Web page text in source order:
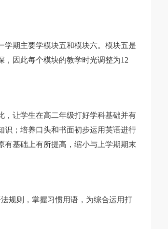
期主要学模块五和模块六。模块五是
因此每个模块的教学时光调整为12
让学生在高二年级打好学科基础并有
识；培养口头和书面初步运用英语进行
有基础上有所提高，缩小与上学期期末
规则，掌握习惯用语，为综合运用打